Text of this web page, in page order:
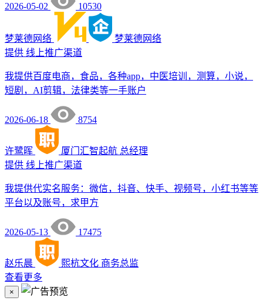
2026-05-02 10530
梦莱德网络
梦莱德网络
提供 线上推广渠道
我提供百度电商，食品，各种app，中医培训，测算，小说，
短剧，AI剪辑，法律类等一手账户
2026-06-18 8754
许鹭晖 厦门汇智起航 总经理
提供 线上推广渠道
我提供代实名服务：微信，抖音、快手、视频号，小红书等等
平台以及账号，求甲方
2026-05-13 17475
赵乐晨 熙杭文化 商务总监
查看更多
×